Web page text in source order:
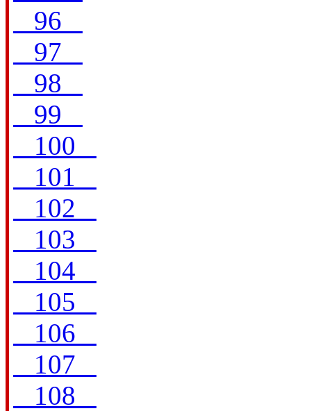
96
97
98
99
100
101
102
103
104
105
106
107
108